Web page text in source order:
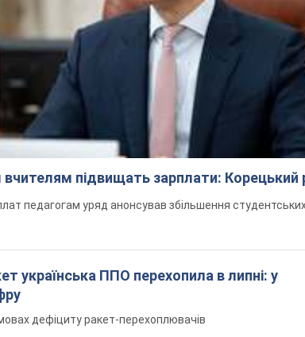
вчителям підвищать зарплати: Корецький
педагогам уряд анонсував збільшення
українська ППО перехопила в липні: у
дефіциту ракет-перехоплювачів